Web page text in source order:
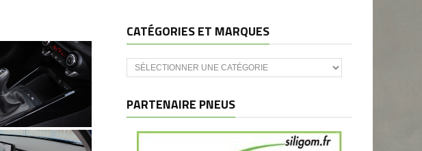
CATÉGORIES ET MARQUES
Catégories
et
PARTENAIRE PNEUS